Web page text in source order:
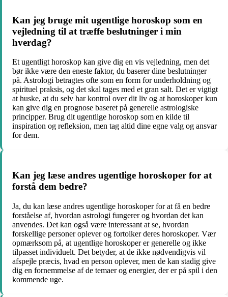
Kan jeg bruge mit ugentlige horoskop som en
vejledning til at træffe beslutninger i min
hverdag?
Et ugentligt horoskop kan give dig en vis vejledning, men det
bør ikke være den eneste faktor, du baserer dine beslutninger
på. Astrologi betragtes ofte som en form for underholdning og
spirituel praksis, og det skal tages med et gran salt. Det er vigtigt
at huske, at du selv har kontrol over dit liv og at horoskoper kun
kan give dig en prognose baseret på generelle astrologiske
principper. Brug dit ugentlige horoskop som en kilde til
inspiration og refleksion, men tag altid dine egne valg og ansvar
for dem.
Kan jeg læse andres ugentlige horoskoper for at
forstå dem bedre?
Ja, du kan læse andres ugentlige horoskoper for at få en bedre
forståelse af, hvordan astrologi fungerer og hvordan det kan
anvendes. Det kan også være interessant at se, hvordan
forskellige personer oplever og fortolker deres horoskoper. Vær
opmærksom på, at ugentlige horoskoper er generelle og ikke
tilpasset individuelt. Det betyder, at de ikke nødvendigvis vil
afspejle præcis, hvad en person oplever, men de kan stadig give
dig en fornemmelse af de temaer og energier, der er på spil i den
kommende uge.